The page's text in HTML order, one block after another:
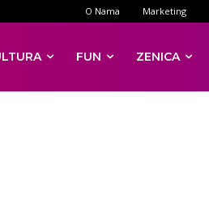
O Nama Marketing
FUN ZENICA